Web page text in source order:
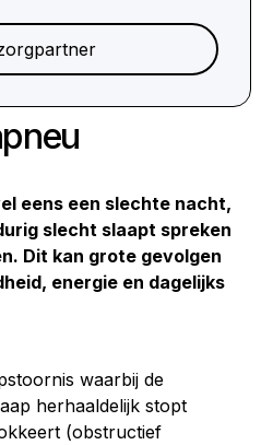
eens een slechte nacht,
slecht slaapt spreken
. Dit kan grote gevolgen
energie en dagelijks
waarbij de
herhaaldelijk stopt
(obstructief